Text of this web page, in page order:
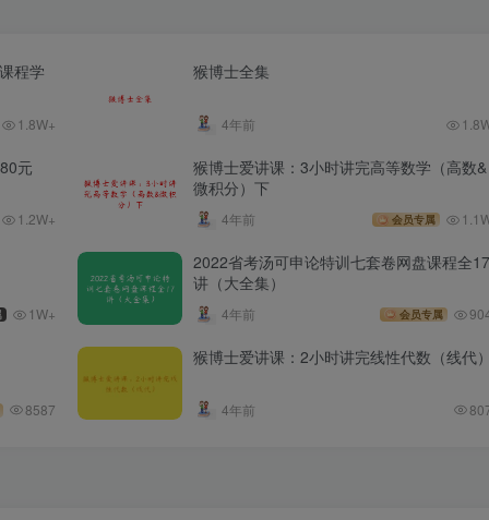
程学
1.8W+
猴博士全集
4年前
元
1.2W+
猴博士爱讲课：3小时讲完高等数学（高数&
微积分）下
4年前 会员专属
1W+
2022省考汤可申论特训七套卷网盘课程全17
讲（大全集）
4年前 会员专属
8587
猴博士爱讲课：2小时讲完线性代数（线代）
4年前